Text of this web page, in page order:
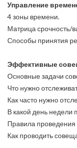
Управление
4 зоны времени.
Матрица срочность/
Способы принятия
Эффективные
Основные задачи
Что нужно
Как часто нужно
В какой день недели
Правила
Как проводить